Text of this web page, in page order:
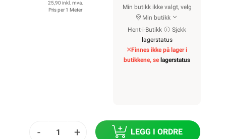
25,90 inkl. mva.
Pris per 1 Meter
Min butikk ikke valgt, velg
Min butikk
Hent-i-Butikk
Sjekk
lagerstatus
Finnes ikke på lager i
butikkene, se lagerstatus
- + LEGG I ORDRE